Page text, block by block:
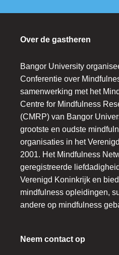
Over de gastheren
Bangor University
Conferentie over
samenwerking met het
Centre for Mindfulness
(CMRP) van Bangor
grootste en oudste
organisaties in het
2001. Het Mindfulness
geregistreerde
Verenigd Koninkrijk en
mindfulness opleidingen,
andere op mindfulness
Neem contact op